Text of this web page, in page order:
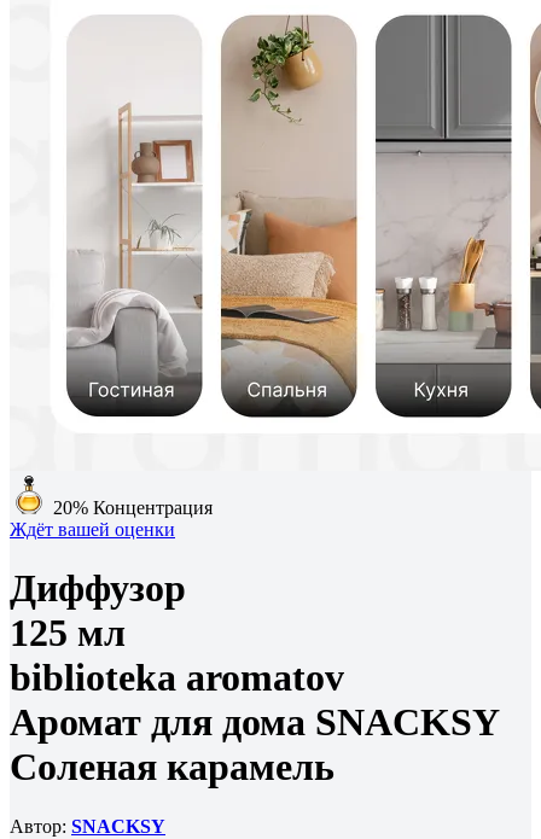
20% Концентрация
Ждёт вашей оценки
Диффузор
125 мл
biblioteka aromatov
Аромат для дома SNACKSY
Соленая карамель
Автор: SNACKSY